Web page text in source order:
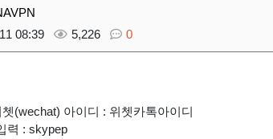
08:39
5,226 0
(wechat) 아이디 : 위쳇카톡아이디
력 : skypep